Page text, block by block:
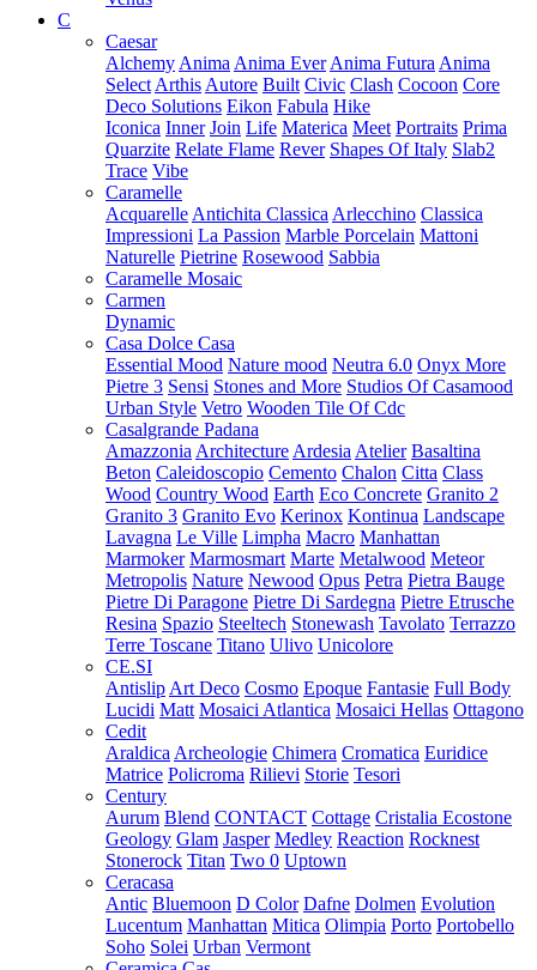
C
Caesar
Alchemy Anima Anima Ever Anima Futura Anima
Select Arthis Autore Built Civic Clash Cocoon Core
Deco Solutions Eikon Fabula Hike
Iconica Inner Join Life Materica Meet Portraits Prima
Quarzite Relate Flame Rever Shapes Of Italy Slab2
Trace Vibe
Caramelle
Acquarelle Antichita Classica Arlecchino Classica
Impressioni La Passion Marble Porcelain Mattoni
Naturelle Pietrine Rosewood Sabbia
Caramelle Mosaic
Carmen
Dynamic
Casa Dolce Casa
Essential Mood Nature mood Neutra 6.0 Onyx More
Pietre 3 Sensi Stones and More Studios Of Casamood
Urban Style Vetro Wooden Tile Of Cdc
Casalgrande Padana
Amazzonia Architecture Ardesia Atelier Basaltina
Beton Caleidoscopio Cemento Chalon Citta Class
Wood Country Wood Earth Eco Concrete Granito 2
Granito 3 Granito Evo Kerinox Kontinua Landscape
Lavagna Le Ville Limpha Macro Manhattan
Marmoker Marmosmart Marte Metalwood Meteor
Metropolis Nature Newood Opus Petra Pietra Bauge
Pietre Di Paragone Pietre Di Sardegna Pietre Etrusche
Resina Spazio Steeltech Stonewash Tavolato Terrazzo
Terre Toscane Titano Ulivo Unicolore
CE.SI
Antislip Art Deco Cosmo Epoque Fantasie Full Body
Lucidi Matt Mosaici Atlantica Mosaici Hellas Ottagono
Cedit
Araldica Archeologie Chimera Cromatica Euridice
Matrice Policroma Rilievi Storie Tesori
Century
Aurum Blend CONTACT Cottage Cristalia Ecostone
Geology Glam Jasper Medley Reaction Rocknest
Stonerock Titan Two 0 Uptown
Ceracasa
Antic Bluemoon D Color Dafne Dolmen Evolution
Lucentum Manhattan Mitica Olimpia Porto Portobello
Soho Solei Urban Vermont